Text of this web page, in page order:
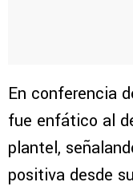
En conferencia
fue enfático al
plantel,
positiva desde